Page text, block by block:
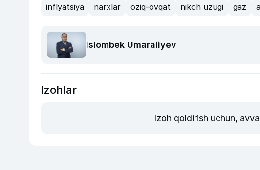
inflyatsiya narxlar oziq-ovqat nikoh uzugi gaz
Islombek Umaraliyev
Izohlar
Izoh qoldirish uchun,